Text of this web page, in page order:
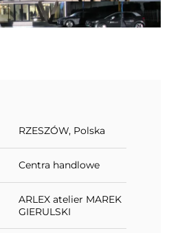
RZESZÓW, Polska
Centra handlowe
ARLEX atelier MAREK
GIERULSKI